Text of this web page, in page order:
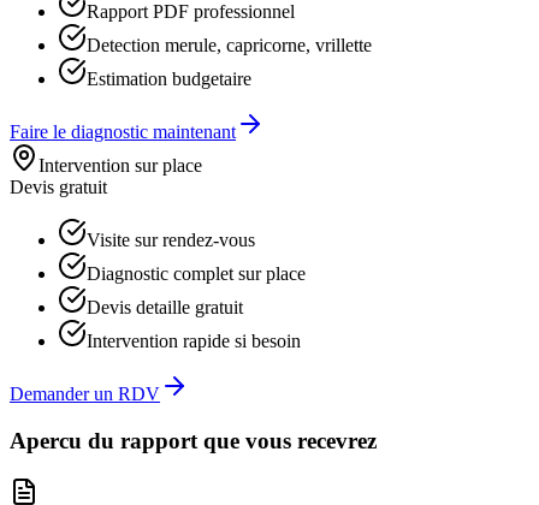
Rapport PDF professionnel
Detection merule, capricorne, vrillette
Estimation budgetaire
Faire le diagnostic maintenant
Intervention sur place
Devis gratuit
Visite sur rendez-vous
Diagnostic complet sur place
Devis detaille gratuit
Intervention rapide si besoin
Demander un RDV
Apercu du rapport que vous recevrez